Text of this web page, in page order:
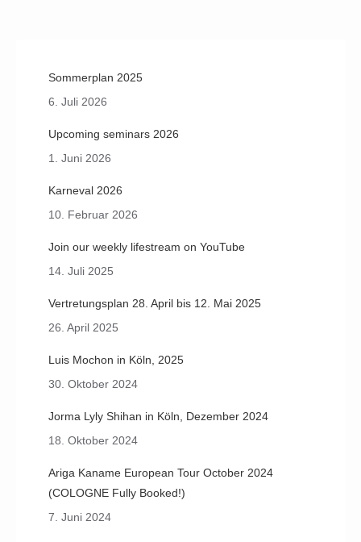
Sommerplan 2025
6. Juli 2026
Upcoming seminars 2026
1. Juni 2026
Karneval 2026
10. Februar 2026
Join our weekly lifestream on YouTube
14. Juli 2025
Vertretungsplan 28. April bis 12. Mai 2025
26. April 2025
Luis Mochon in Köln, 2025
30. Oktober 2024
Jorma Lyly Shihan in Köln, Dezember 2024
18. Oktober 2024
Ariga Kaname European Tour October 2024
(COLOGNE Fully Booked!)
7. Juni 2024